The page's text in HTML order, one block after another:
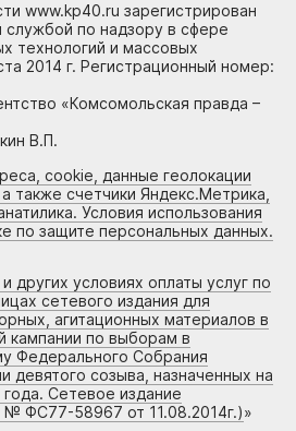
www.kp40.ru зарегистрирован
по надзору в сфере
технологий и массовых
2014 г. Регистрационный номер:
«Комсомольская правда –
В.П.
cookie, данные геолокации
также счетчики Яндекс.Метрика,
Условия использования
по защите персональных данных.
других условиях оплаты услуг по
сетевого издания для
агитационных материалов в
кампании по выборам в
Федерального Собрания
девятого созыва, назначенных на
Сетевое издание
№ ФС77-58967 от 11.08.2014г.)»